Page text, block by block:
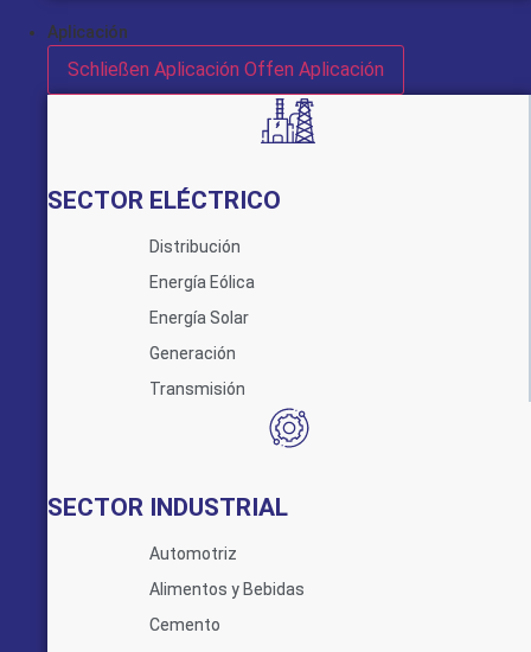
Aplicación
Schließen Aplicación Offen Aplicación
SECTOR ELÉCTRICO
Distribución
Energía Eólica
Energía Solar
Generación
Transmisión
SECTOR INDUSTRIAL
Automotriz
Alimentos y Bebidas
Cemento